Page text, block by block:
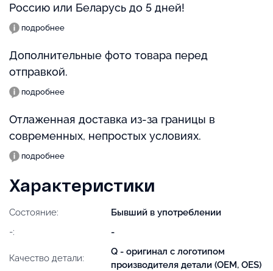
Россию или Беларусь до 5 дней!
подробнее
Дополнительные фото товара перед
отправкой.
подробнее
Отлаженная доставка из-за границы в
современных, непростых условиях.
подробнее
Характеристики
Состояние:
Бывший в употреблении
-:
-
Качество детали:
Q - оригинал с логотипом
производителя детали (OEM, OES)